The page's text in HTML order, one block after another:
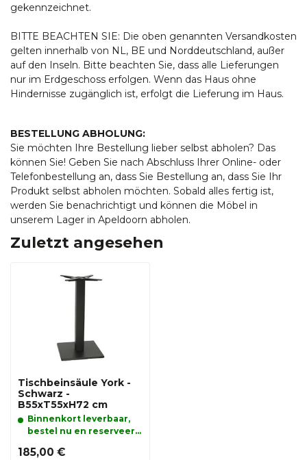
gekennzeichnet.
BITTE BEACHTEN SIE: Die oben genannten Versandkosten
gelten innerhalb von NL, BE und Norddeutschland, außer
auf den Inseln. Bitte beachten Sie, dass alle Lieferungen
nur im Erdgeschoss erfolgen. Wenn das Haus ohne
Hindernisse zugänglich ist, erfolgt die Lieferung im Haus.
BESTELLUNG ABHOLUNG:
Sie möchten Ihre Bestellung lieber selbst abholen? Das
können Sie! Geben Sie nach Abschluss Ihrer Online- oder
Telefonbestellung an, dass Sie Bestellung an, dass Sie Ihr
Produkt selbst abholen möchten. Sobald alles fertig ist,
werden Sie benachrichtigt und können die Möbel in
unserem Lager in Apeldoorn abholen.
Zuletzt angesehen
Tischbeinsäule York -
Schwarz -
B55xT55xH72 cm
Binnenkort leverbaar,
bestel nu en reserveer
185,00 €